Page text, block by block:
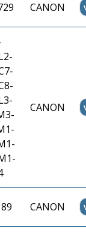
CANON
CANON
CANON